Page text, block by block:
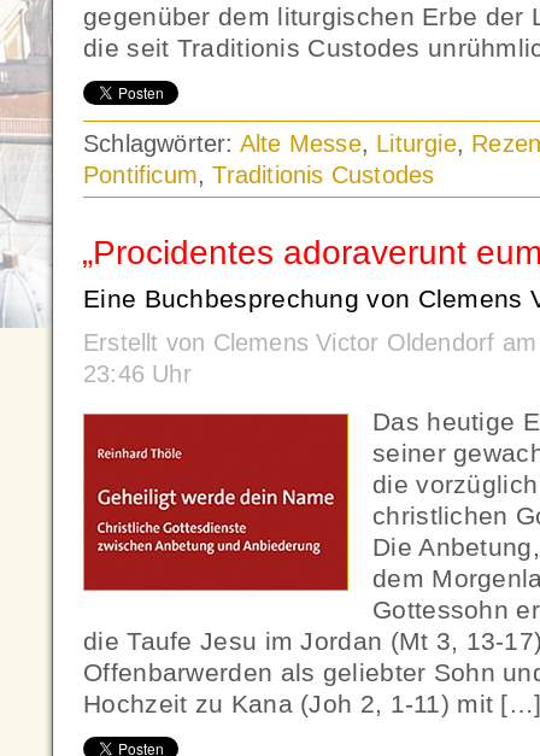
gegenüber dem liturgischen Erbe der
die seit Traditionis Custodes
Schlagwörter: Alte Messe, Liturgie,
Pontificum,Traditionis Custodes
„Procidentes adoraverunt
Eine Buchbesprechung von Clemens
Erstellt von Clemens Victor Oldendorf
23:46 Uhr
Das heutige
seiner
die
christlichen
Die
dem
Gottessohn
die Taufe Jesu im Jordan (Mt 3, 13-
Offenbarwerden als geliebter Sohn
Hochzeit zu Kana (Joh 2, 1-11) mit